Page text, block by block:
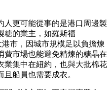
人更可能從事的是港口周邊製
糖的業主，如羅斯福
港市，因城市規模足以負擔煉
費市場也能避免精煉的糖晶在
業集中在紐約，也與大批棉花
船員也需要成衣。